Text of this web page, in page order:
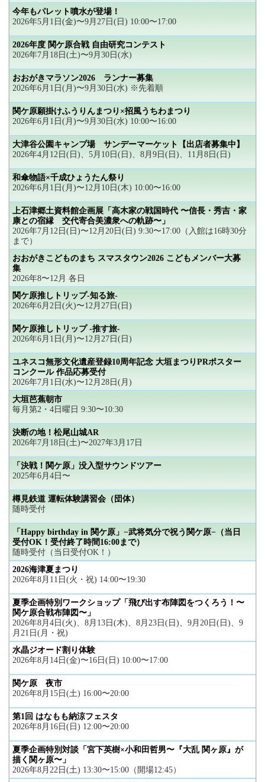
今年もパレット噴水が登場！
2026年5月1日(金)〜9月27日(日) 10:00〜17:00
2026年度 関ケ原合戦 自由研究コンテスト
2026年7月18日(土)〜9月30日(水)
おおがきマラソン2026 ランナー募集
2026年6月1日(月)〜9月30日(水) ※先着順
関ケ原願掛けふうりんまつり×招風うちわまつり
2026年6月1日(月)〜9月30日(水) 10:00〜16:00
大津谷公園キャンプ場 サンデーマーケット【出店者募集中】
2026年4月12日(日)、5月10日(日)、8月9日(日)、11月8日(日)
和傘物語×千成ひょうたん祭り
2026年6月1日(月)〜12月10日(木) 10:00〜16:00
上石津郷土資料館企画展「高木家の戦国時代 〜信長・秀吉・家
康との宿縁 交代寄合美濃衆への軌跡〜」
2026年7月12日(日)〜12月20日(日) 9:30〜17:00（入館は16時30分
まで）
おおがきこどものまち スマスタウン2026 こどもメンバー大募
集
2026年8〜12月 各日
関ケ原推しトリップ-知る旅-
2026年6月2日(火)〜12月27日(日)
関ケ原推しトリップ -推す旅-
2026年6月1日(月)〜12月27日(日)
ユネスコ無形文化遺産登録10周年記念 大垣まつりPRポスター
コンクール 作品応募受付
2026年7月1日(水)〜12月28日(月)
大垣芭蕉朝市
毎月第2・4日曜日 9:30〜10:30
決断の地！松尾山城AR
2026年7月18日(土)〜2027年3月17日
「決戦！関ケ原」没入型サウンドツアー
2025年6月4日〜
樽見鉄道 運転体験講習会（団体）
随時受付
「Happy birthday in 関ケ原」−武将気分で祝う関ケ原−（当日
受付OK！受付終了時間16:00まで）
随時受付（当日受付OK！）
2026海津夏まつり
2026年8月11日(火・祝) 14:00〜19:30
夏季企画特別ワークショップ「飛び出す布陣図をつくろう！〜
関ケ原合戦布陣図〜」
2026年8月4日(火)、8月13日(木)、8月23日(日)、9月20日(日)、9
月21日(月・祝)
水晶ジオード割り体験
2026年8月14日(金)〜16日(日) 10:00〜17:00
関ケ原 夜市
2026年8月15日(土) 16:00〜20:00
第1回 はなもも納涼フェスタ
2026年8月16日(日) 12:00〜20:00
夏季企画特別対談「宮下英樹×小和田哲男〜『大乱 関ヶ原』が
描く関ヶ原〜」
2026年8月22日(土) 13:30〜15:00（開場12:45）